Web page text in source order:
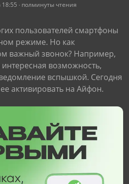
∙ полминуты чтения
пользователей смартфоны
режиме. Но как
важный звонок? Например,
возможность,
вспышкой. Сегодня
активировать на Айфон.